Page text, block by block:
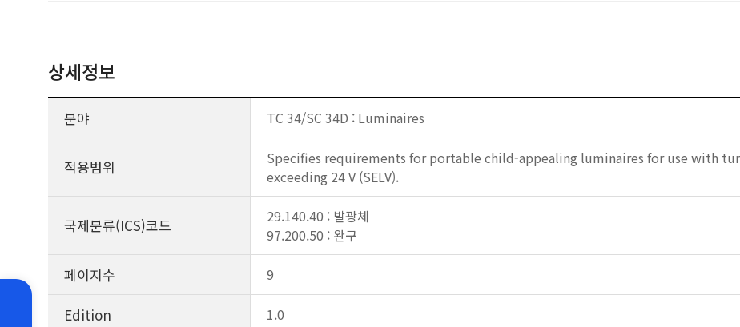
상세정보
분야 TC 34/SC 34D : Luminaires
적용범위
Specifies requirements for portable child-appealing luminaires for use with
exceeding 24 V (SELV).
국제분류(ICS)코드
29.140.40 : 발광체
97.200.50 : 완구
페이지수 9
Edition 1.0